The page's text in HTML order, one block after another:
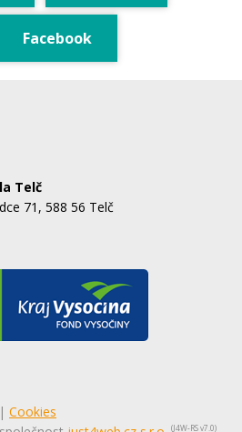
Facebook
Telč
71, 588 56 Telč
| Cookies
(J4W-RS v7.0)